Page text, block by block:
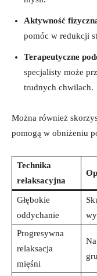
Aktywność
pomóc w redukcji
Terapeutyczne
specjalisty może
trudnych chwilach.
Można również
pomogą w obniżeniu
Technika
relaksacyjna
Głębokie
oddychanie
Progresywna
relaksacja
mięśni